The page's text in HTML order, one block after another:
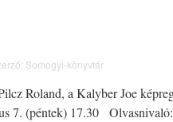
Somogyi-könyvtár
Roland, a Kalyber Joe
7. (péntek) 17.30